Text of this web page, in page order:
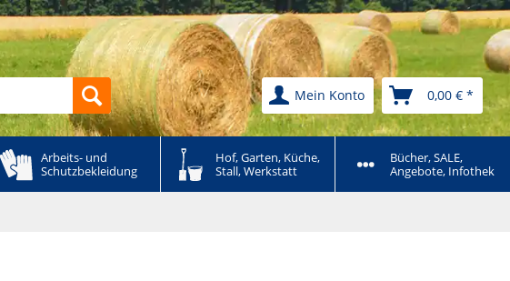
Mein Konto 0,00 € *
Arbeits- und
Schutzbekleidung
Hof, Garten, Küche,
Stall, Werkstatt
Bücher, SALE,
Angebote, Infothek